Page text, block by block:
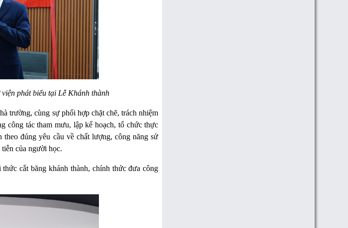
phát biểu tại Lễ Khánh thành
trường, cùng sự phối hợp chặt chẽ, trách nhiệm
công tác tham mưu, lập kế hoạch, tổ chức thực
đúng yêu cầu về chất lượng, công năng sử
của người học.
cắt băng khánh thành, chính thức đưa công